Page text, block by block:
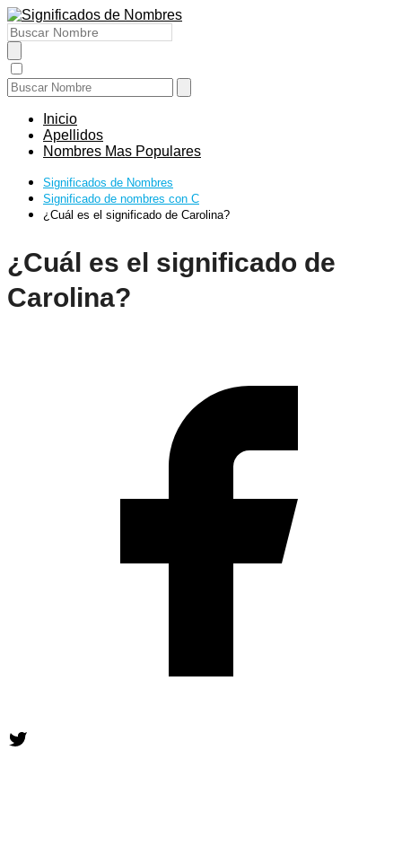
Inicio
Apellidos
Nombres Mas Populares
Significados de Nombres
Significado de nombres con C
¿Cuál es el significado de Carolina?
¿Cuál es el significado de
Carolina?